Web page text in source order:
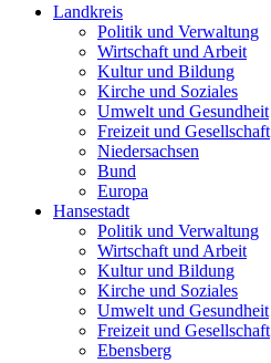
Landkreis
Politik und Verwaltung
Wirtschaft und Arbeit
Kultur und Bildung
Kirche und Soziales
Umwelt und Gesundheit
Freizeit und Gesellschaft
Niedersachsen
Bund
Europa
Hansestadt
Politik und Verwaltung
Wirtschaft und Arbeit
Kultur und Bildung
Kirche und Soziales
Umwelt und Gesundheit
Freizeit und Gesellschaft
Ebensberg